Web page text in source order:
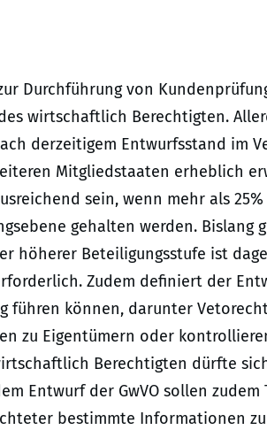
Durchführung von
wirtschaftlich Berechtigten.
derzeitigem Entwurfsstand im
Mitgliedstaaten erheblich
sein, wenn mehr als
gehalten werden. Bislang
höherer Beteiligungsstufe ist
Zudem definiert der
können, darunter
zu Eigentümern oder
Berechtigten dürfte
Entwurf der GwVO sollen zudem
bestimmte Informationen